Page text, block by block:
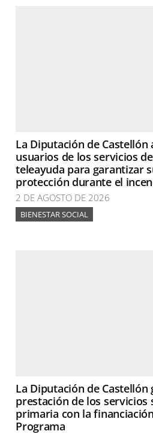
La Diputación de Castellón
usuarios de los servicios
teleayuda para garantizar
protección durante el
2 DE AGOSTO DE 2026
BIENESTAR SOCIAL
La Diputación de Castellón
prestación de los servicios
primaria con la
Programa